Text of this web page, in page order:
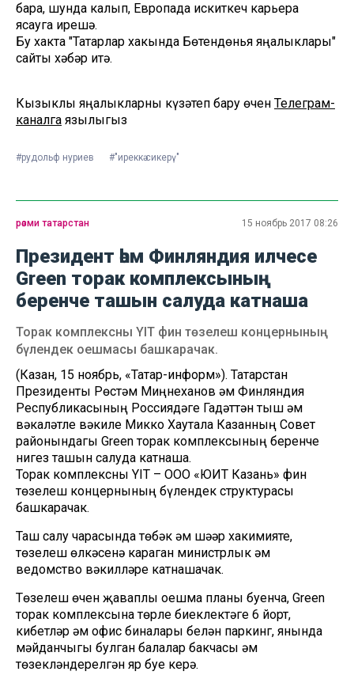
бара, шунда калып, Европада искиткеч карьера
ясауга ирешә.
Бу хакта "Татарлар хакында Бөтендөнья яңалыклары"
сайты хәбәр итә.
Кызыклы яңалыкларны күзәтеп бару өчен Телеграм-
каналга язылыгыз
#рудольф нуриев #"иреккә сикерү"
рәсми татарстан 15 ноябрь 2017 08:26
Президент һәм Финляндия илчесе
Green торак комплексының
беренче ташын салуда катнаша
Торак комплексны YIT фин төзелеш концернының
бүлендек оешмасы башкарачак.
(Казан, 15 ноябрь, «Татар-информ»). Татарстан
Президенты Рөстәм Миңнеханов һәм Финляндия
Республикасының Россиядәге Гадәттән тыш һәм
вәкаләтле вәкиле Микко Хаутала Казанның Совет
районындагы Green торак комплексының беренче
нигез ташын салуда катнаша.
Торак комплексны YIT – ООО «ЮИТ Казань» фин
төзелеш концернының бүлендек структурасы
башкарачак.
Таш салу чарасында төбәк һәм шәһәр хакимияте,
төзелеш өлкәсенә караган министрлык һәм
ведомство вәкилләре катнашачак.
Төзелеш өчен җаваплы оешма планы буенча, Green
торак комплексына төрле биеклектәге 6 йорт,
кибетләр һәм офис биналары белән паркинг, янында
мәйданчыгы булган балалар бакчасы һәм
төзекләндерелгән яр буе керә.